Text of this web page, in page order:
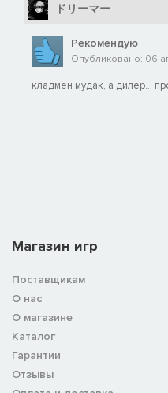
ドリーマー
Рекомендую
Опубликовано: 06
клaдмен мудaк, а дилeр...
Магазин игр
Поставщикам
О нас
О магазине
Каталог
Гарантии
Отзывы